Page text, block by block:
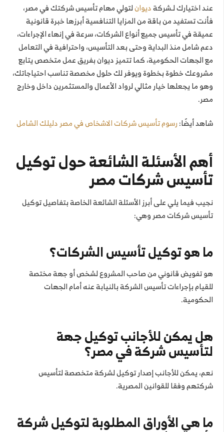
عند اختيارك لـشركةديوانلتولي مهام تأسيس شركتك في مصر،
فأنت تستفيد من باقة من المزايا التنافسية أبرزها خبرة قانونية
عميقة في تأسيس جميع أنواع الشركات، سرعة في إنهاء الإجراءات،
دعم شامل منذ البداية وحتى بعد التأسيس، واحترافية في التعامل
مع الجهات الحكومية،كما تتميز ديوان بفريق عمل متخصص يتابع
مشروعك خطوة بخطوة ويوفر لك حلول مخصصة تناسب احتياجاتك،
وهو ما يجعلها خيار مثالي لرواد الأعمال والمستثمرين داخل وخارج
مصر.
شاهد أيضًا:رسوم تأسيس شركات الاشخاص في مصر دليلك الشامل
أهم الأسئلة الشائعة حول توكيل
تأسيس شركات مصر
نجيب فيما يلي على أبرز الأسئلة الشائعة الخاصة بتفاصيل توكيل
تأسيس شركات مصر وهي:
ما هو توكيل تأسيس الشركات؟
هو تفويض قانوني من صاحب المشروع لشخص أو جهة مختصة
للقيام بإجراءات تأسيس الشركة بالنيابة عنه أمام الجهات
الحكومية.
هل يمكن للأجانب توكيل جهة
لتأسيس شركة في مصر؟
نعم، يمكن للأجانب إصدار توكيل لشركة متخصصة لتأسيس
شركتهم وفقا للقوانين المصرية.
ما هي الأوراق المطلوبة لتوكيل شركة